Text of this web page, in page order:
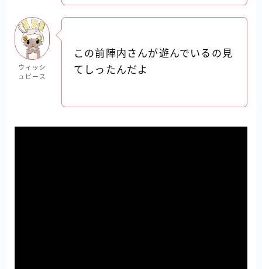
ウィッシ
ュピース
この前陣内さんが遊んでいるの見
てしったんだよ